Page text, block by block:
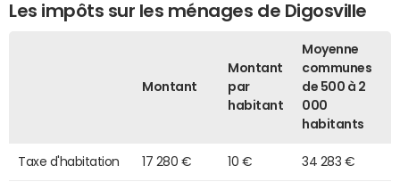
Les impôts sur les ménages de Digosville
Montant
Montant
par
habitant
Moyenne
communes
de 500 à 2
000
habitants
Taxe d'habitation 17 280 € 10 € 34 283 €